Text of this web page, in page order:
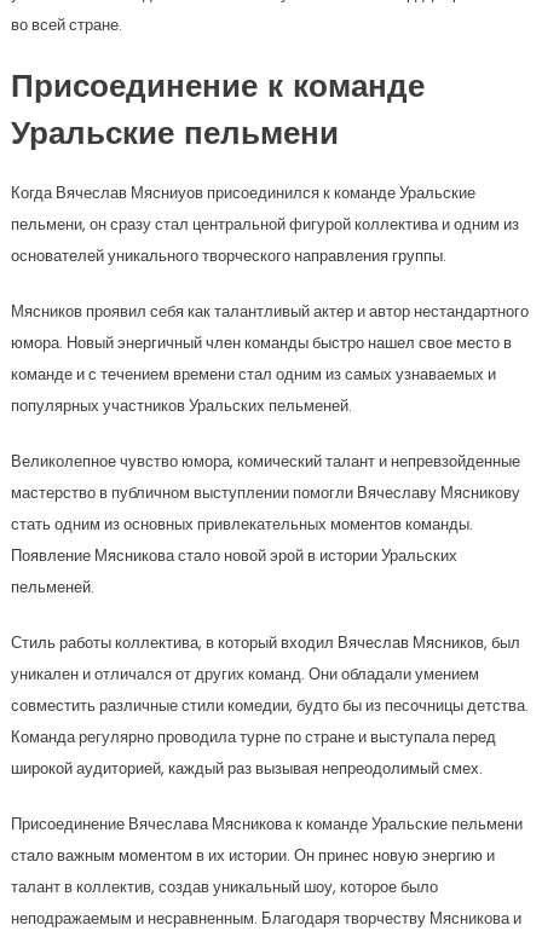
во всей стране.
Присоединение к команде
Уральские пельмени
Когда Вячеслав Мясниуов присоединился к команде Уральские
пельмени, он сразу стал центральной фигурой коллектива и одним из
основателей уникального творческого направления группы.
Мясников проявил себя как талантливый актер и автор нестандартного
юмора. Новый энергичный член команды быстро нашел свое место в
команде и с течением времени стал одним из самых узнаваемых и
популярных участников Уральских пельменей.
Великолепное чувство юмора, комический талант и непревзойденные
мастерство в публичном выступлении помогли Вячеславу Мясникову
стать одним из основных привлекательных моментов команды.
Появление Мясникова стало новой эрой в истории Уральских
пельменей.
Стиль работы коллектива, в который входил Вячеслав Мясников, был
уникален и отличался от других команд. Они обладали умением
совместить различные стили комедии, будто бы из песочницы детства.
Команда регулярно проводила турне по стране и выступала перед
широкой аудиторией, каждый раз вызывая непреодолимый смех.
Присоединение Вячеслава Мясникова к команде Уральские пельмени
стало важным моментом в их истории. Он принес новую энергию и
талант в коллектив, создав уникальный шоу, которое было
неподражаемым и несравненным. Благодаря творчеству Мясникова и